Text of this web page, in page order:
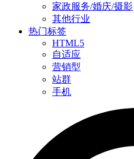
家政服务/婚庆/摄影
其他行业
热门标签
HTML5
自适应
营销型
站群
手机